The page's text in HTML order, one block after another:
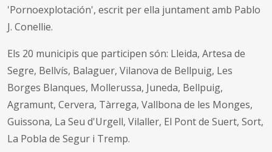
'Pornoexplotación', escrit per ella juntament amb Pablo
J. Conellie.
Els 20 municipis que participen són: Lleida, Artesa de
Segre, Bellvís, Balaguer, Vilanova de Bellpuig, Les
Borges Blanques, Mollerussa, Juneda, Bellpuig,
Agramunt, Cervera, Tàrrega, Vallbona de les Monges,
Guissona, La Seu d'Urgell, Vilaller, El Pont de Suert, Sort,
La Pobla de Segur i Tremp.